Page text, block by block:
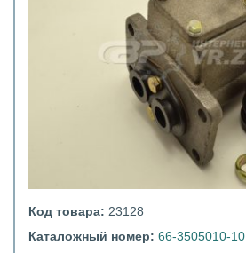
Код товара: 23128
Каталожный номер: 66-3505010-10